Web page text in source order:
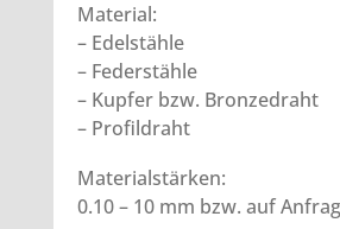
Material:
– Edelstähle
– Federstähle
– Kupfer bzw. Bronzedraht
– Profildraht
Materialstärken:
0.10 – 10 mm bzw. auf